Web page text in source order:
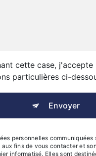
cette case, j'accepte
particulières ci-
Envoyer
personnelles communiquées
aux fins de vous contacter et
informatisé. Elles sont